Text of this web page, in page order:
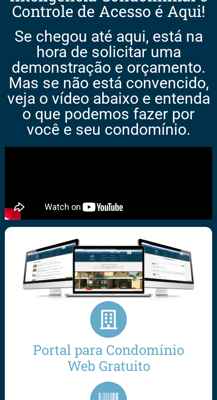
Controle de Acesso é Aqui!
Se chegou até aqui, está na
hora de solicitar uma
demonstração e orçamento.
Mas se não está convencido,
veja o vídeo abaixo e entenda
o que podemos fazer por
você e seu condomínio.
Portal para Condomínio
Web Gratuito